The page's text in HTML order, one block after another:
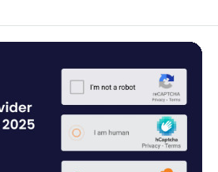
指南 2025